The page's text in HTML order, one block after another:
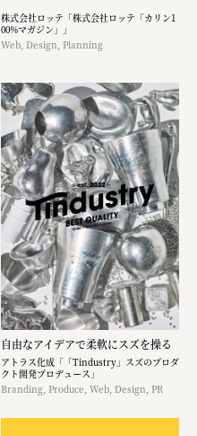
株式会社ロッテ「株式会社ロッテ「カリン1
00%マガジン」」
Web, Design, Planning
自由なアイデアで柔軟にスズを操る
アトラス化成「「Tindustry」スズのプロダ
クト開発プロデュース」
Branding, Produce, Web, Design, PR